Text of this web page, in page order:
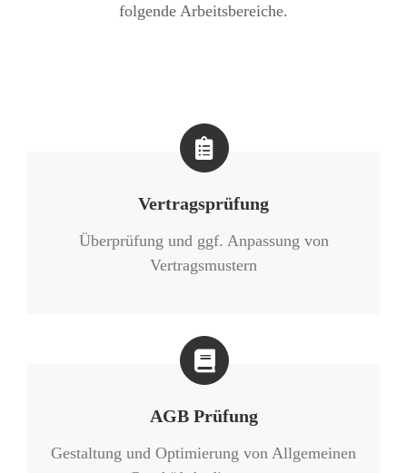
folgende Arbeitsbereiche.
Vertragsprüfung
Überprüfung und ggf. Anpassung von
Vertragsmustern
AGB Prüfung
Gestaltung und Optimierung von Allgemeinen